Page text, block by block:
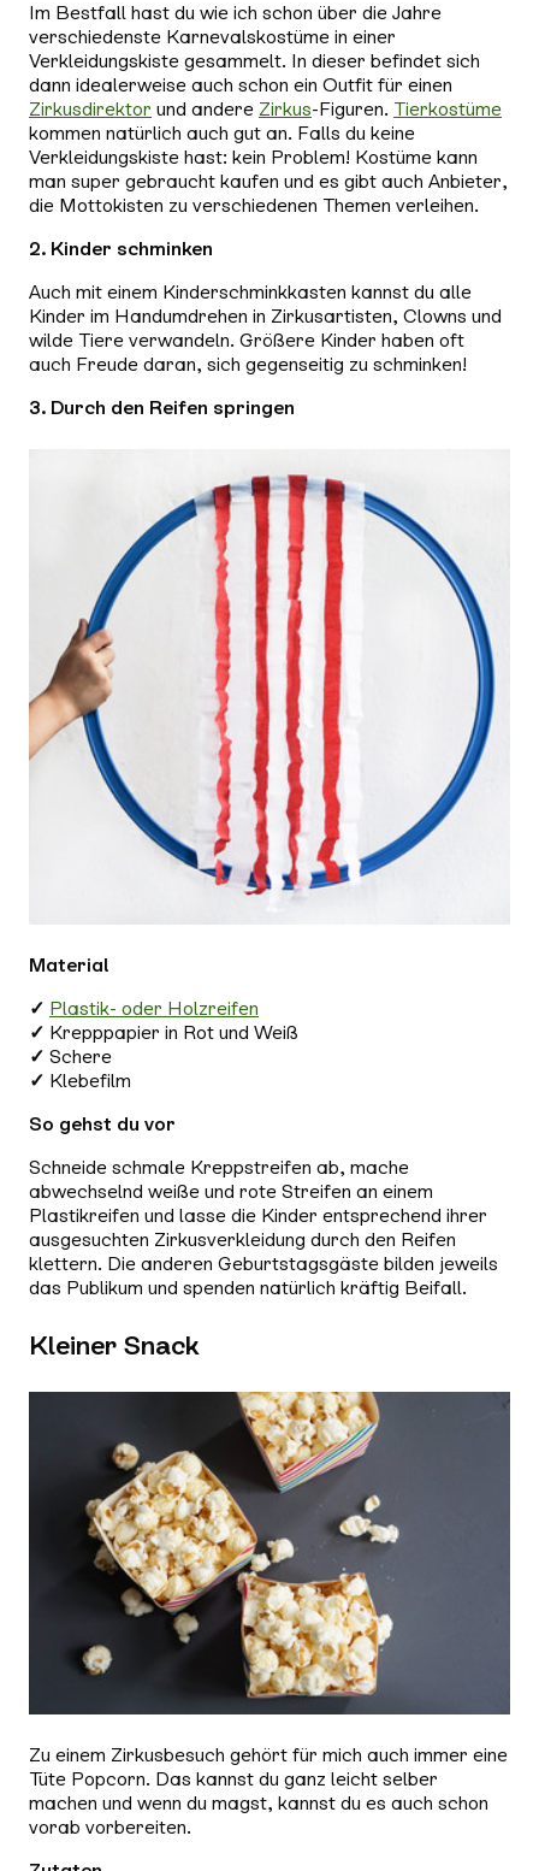
Im Bestfall hast du wie ich schon über die Jahre
verschiedenste Karnevalskostüme in einer
Verkleidungskiste gesammelt. In dieser befindet sich
dann idealerweise auch schon ein Outfit für einen
Zirkusdirektor und andere Zirkus-Figuren. Tierkostüme
kommen natürlich auch gut an. Falls du keine
Verkleidungskiste hast: kein Problem! Kostüme kann
man super gebraucht kaufen und es gibt auch Anbieter,
die Mottokisten zu verschiedenen Themen verleihen.
2. Kinder schminken
Auch mit einem Kinderschminkkasten kannst du alle
Kinder im Handumdrehen in Zirkusartisten, Clowns und
wilde Tiere verwandeln. Größere Kinder haben oft
auch Freude daran, sich gegenseitig zu schminken!
3. Durch den Reifen springen
Material
✓ Plastik- oder Holzreifen
✓ Krepppapier in Rot und Weiß
✓ Schere
✓ Klebefilm
So gehst du vor
Schneide schmale Kreppstreifen ab, mache
abwechselnd weiße und rote Streifen an einem
Plastikreifen und lasse die Kinder entsprechend ihrer
ausgesuchten Zirkusverkleidung durch den Reifen
klettern. Die anderen Geburtstagsgäste bilden jeweils
das Publikum und spenden natürlich kräftig Beifall.
Kleiner Snack
Zu einem Zirkusbesuch gehört für mich auch immer eine
Tüte Popcorn. Das kannst du ganz leicht selber
machen und wenn du magst, kannst du es auch schon
vorab vorbereiten.